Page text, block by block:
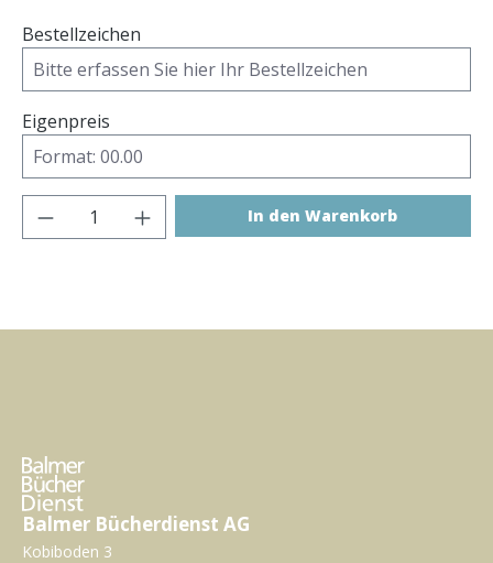
Bestellzeichen
Eigenpreis
Produkt Anzahl: Gib den gewünschten
In den Warenkorb
Balmer Bücherdienst AG
Kobiboden 3